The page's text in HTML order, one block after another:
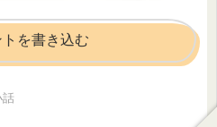
トを書き込む